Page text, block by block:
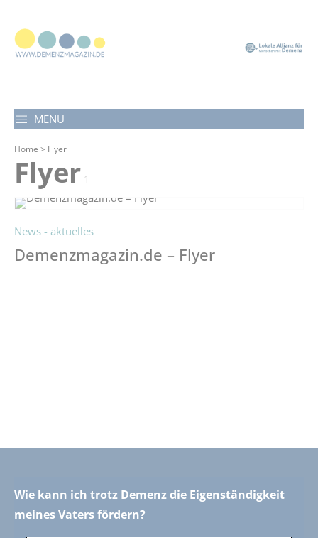
MENU
Home > Flyer
Flyer 1
News - aktuelles
Demenzmagazin.de – Flyer
Wie kann ich trotz Demenz die Eigenständigkeit
meines Vaters fördern?